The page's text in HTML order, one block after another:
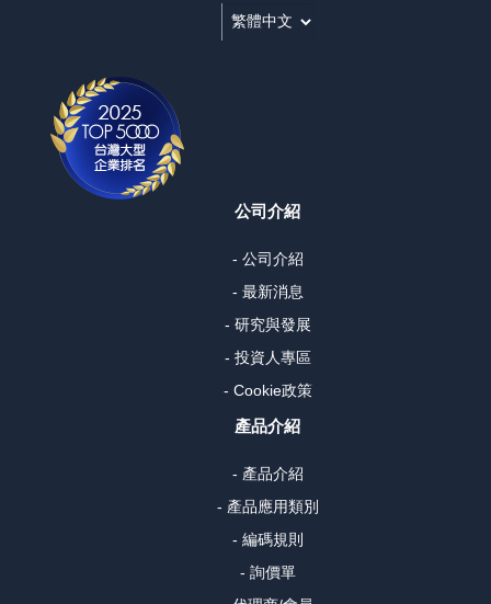
公司介紹
- 公司介紹
- 最新消息
- 研究與發展
- 投資人專區
- Cookie政策
產品介紹
- 產品介紹
- 產品應用類別
- 編碼規則
- 詢價單